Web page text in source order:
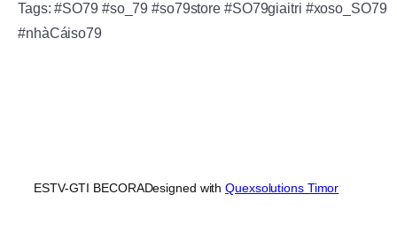
Tags: #SO79 #so_79 #so79store #SO79giaitri #xoso_SO79
#nhàCáiso79
ESTV-GTI BECORADesigned withQuexsolutions Timor